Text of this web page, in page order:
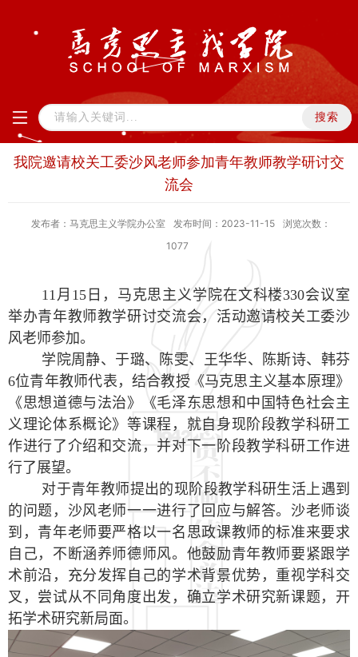
我院邀请校关工委沙风老师参加青年教师教学研讨交
流会
发布者：马克思主义学院办公室 发布时间：2023-11-15
浏览次数：
1077
11 月 15 日，马克思主义学院在文科楼330会议室
举办青年教师教学研讨交流会，活动邀请校关工委沙
风老师参加。
学院周静、于璐、陈雯、王华华、陈斯诗、韩芬
6位青年教师代表，结合教授《马克思主义基本原理》
《思想道德与法治》《毛泽东思想和中国特色社会主
义理论体系概论》等课程，就自身现阶段教学科研工
作进行了介绍和交流，并对下一阶段教学科研工作进
行了展望。
对于青年教师提出的现阶段教学科研生活上遇到
的问题，沙风老师一一进行了回应与解答。沙老师谈
到，青年老师要严格以一名思政课教师的标准来要求
自己，不断涵养师德师风。他鼓励青年教师要紧跟学
术前沿，充分发挥自己的学术背景优势，重视学科交
叉，尝试从不同角度出发，确立学术研究新课题，开
拓学术研究新局面。